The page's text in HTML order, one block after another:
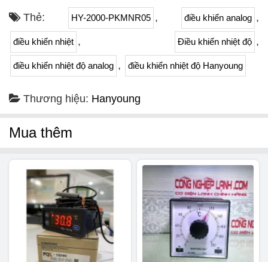
Thẻ: HY-2000-PKMNR05 , điều khiển analog ,
điều khiển nhiệt , Điều khiển nhiệt độ ,
điều khiển nhiệt độ analog , điều khiển nhiệt độ Hanyoung
Thương hiệu: Hanyoung
Mua thêm